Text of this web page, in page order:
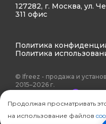
127282, г. Москва, ул.
311 офис
Политика
Политика
© Ifreez - продажа и
2015–2026 г.
Продолжая просматривать
на использование файлов